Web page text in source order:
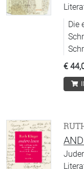
Die
€